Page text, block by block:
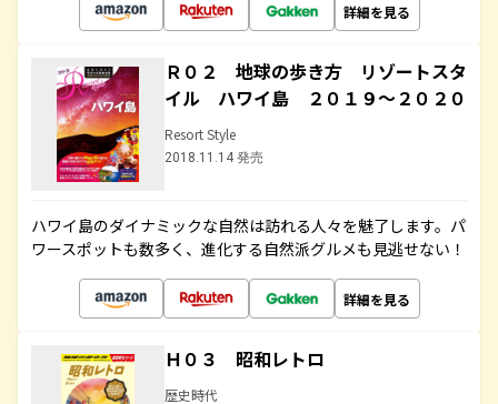
詳細を見る
Ｒ０２ 地球の歩き方 リゾートスタ
イル ハワイ島 ２０１９～２０２０
Resort Style
2018.11.14 発売
ハワイ島のダイナミックな自然は訪れる人々を魅了します。パ
ワースポットも数多く、進化する自然派グルメも見逃せない！
詳細を見る
Ｈ０３ 昭和レトロ
歴史時代